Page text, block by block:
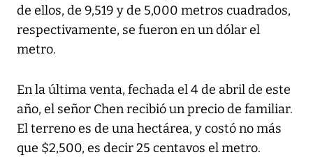
de ellos, de 9,519 y de 5,000 metros cuadrados,
respectivamente, se fueron en un dólar el
metro.
En la última venta, fechada el 4 de abril de este
año, el señor Chen recibió un precio de familiar.
El terreno es de una hectárea, y costó no más
que $2,500, es decir 25 centavos el metro.